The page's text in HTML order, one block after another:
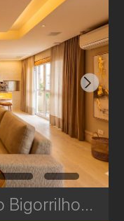
Cobertura à Venda no Bigorrilho – 302 m², 3 Suítes, Piscina Privativa e 4 Vagas | Ref 1740